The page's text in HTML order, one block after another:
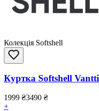
Колекція Softshell
Куртка Softshell Vantti
1999 ₴3490 ₴
+